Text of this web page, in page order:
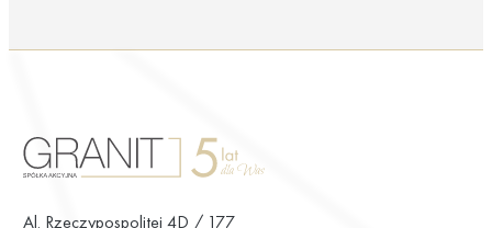
Al. Rzeczypospolitej 4D / 177